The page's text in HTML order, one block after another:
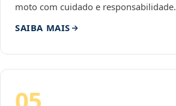
moto com cuidado e responsabilidade.
SAIBA MAIS